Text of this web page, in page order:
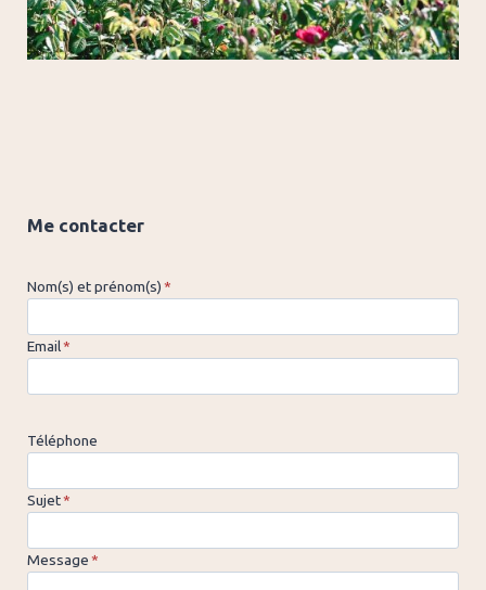
Me contacter
Nom(s) et prénom(s)*
Email*
Téléphone
Sujet*
Message*